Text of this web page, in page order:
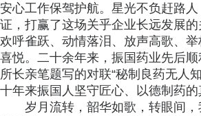
安心工作保驾护航。星光不负赶路
证，打赢了这场关乎企业长远发展
欢呼雀跃、动情落泪、放声高歌、
喜悦。二十余年来，振国药业先后
所长亲笔题写的对联“秘制良药无人
十年来振国人坚守匠心、以德制药的
岁月流转，韶华如歌，转眼间